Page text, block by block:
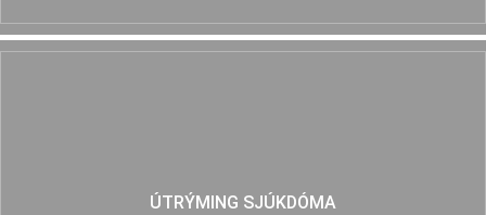
ÚTRÝMING SJÚKDÓMA